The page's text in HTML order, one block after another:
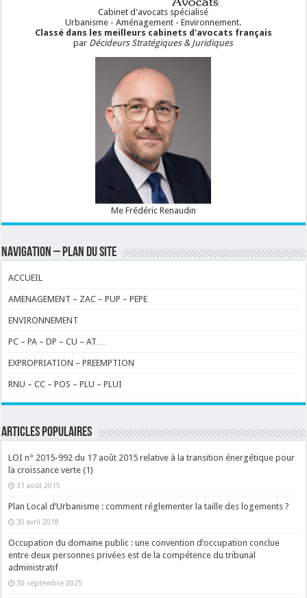
Cabinet d'avocats spécialisé
Urbanisme - Aménagement - Environnement.
Classé dans les meilleurs cabinets d'avocats français
par Décideurs Stratégiques & Juridiques
Me Frédéric Renaudin
NAVIGATION – PLAN DU SITE
ACCUEIL
AMENAGEMENT – ZAC – PUP – PEPE
ENVIRONNEMENT
PC – PA – DP – CU – AT…
EXPROPRIATION – PREEMPTION
RNU – CC – POS – PLU – PLUI
ARTICLES POPULAIRES
LOI n° 2015-992 du 17 août 2015 relative à la transition énergétique pour
la croissance verte (1)
31 août 2015
Plan Local d’Urbanisme : comment réglementer la taille des logements ?
30 avril 2018
Occupation du domaine public : une convention d’occupation conclue
entre deux personnes privées est de la compétence du tribunal
administratif
30 septembre 2025